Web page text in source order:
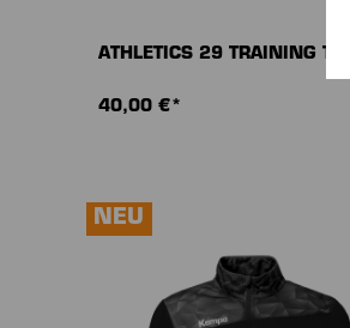
ATHLETICS 29 TRAINING TOP
40,00 €*
NEU